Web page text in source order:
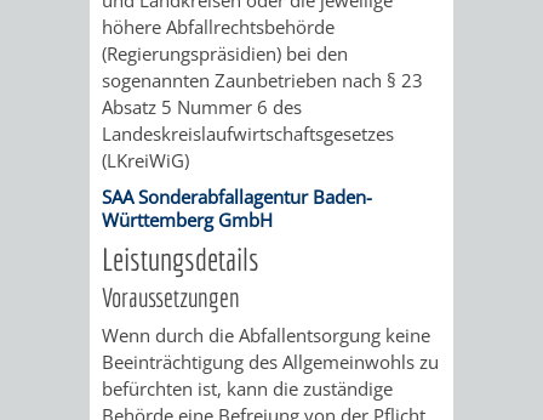
GENEHMIGUNGSVERFAHREN
TAG
DES
OFFENEN
DENKMALS
/
LIEGENSCHAFTEN
ABWASSERBESEITIGUNG
ERSCHLIESSUNGSBEITRAG
ANTRAGSVERFAHREN
VERMIETE
DOCH
BAURECHT
UND
STABSSTELLE
BÄDER
HOCHBAU
(PLANUNG
TOURISMUS
höhere Abfallrechtsbehörde
(Regierungspräsidien) bei den
sogenannten Zaunbetrieben nach § 23
Absatz 5 Nummer 6 des
Landeskreislaufwirtschaftsgesetzes
(LKreiWiG)
SAA Sonderabfallagentur Baden-
Württemberg GmbH
Leistungsdetails
Voraussetzungen
Wenn durch die Abfallentsorgung keine
Beeinträchtigung des Allgemeinwohls zu
befürchten ist, kann die zuständige
Behörde eine Befreiung von der Pflicht